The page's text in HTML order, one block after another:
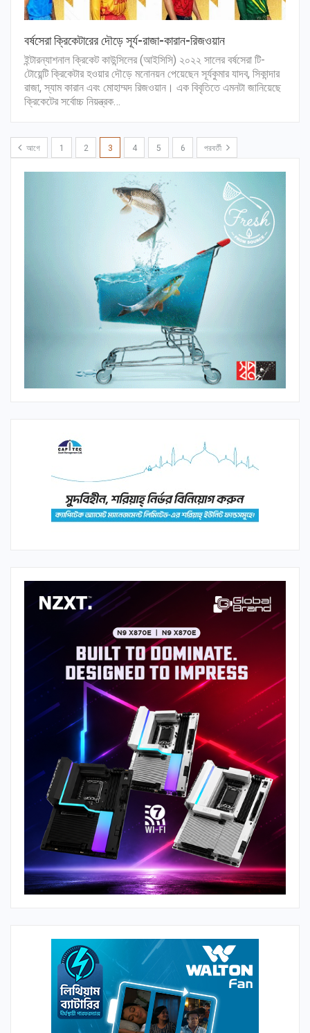
বর্ষসেরা ক্রিকেটারের দৌড়ে সূর্য-রাজা-কারান-রিজওয়ান
ইন্টারন্যাশনাল ক্রিকেট কাউন্সিলের (আইসিসি) ২০২২ সালের বর্ষসেরা টি-
টোয়েন্টি ক্রিকেটার হওয়ার দৌড়ে মনোনয়ন পেয়েছেন সূর্যকুমার যাদব, সিকান্দার
রাজা, স্যাম কারান এবং মোহাম্মদ রিজওয়ান। এক বিবৃতিতে এমনটা জানিয়েছে
ক্রিকেটের সর্বোচ্চ নিয়ন্ত্রক…
আগে 1 2 3 4 5 6 পরবর্তী